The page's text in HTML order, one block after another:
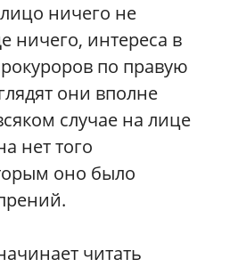
лицо ничего не
ничего, интереса в
по правую
они вполне
случае на лице
нет того
оно было
читать